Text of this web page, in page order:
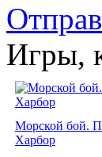
Игры,
Морской бой.
Харбор